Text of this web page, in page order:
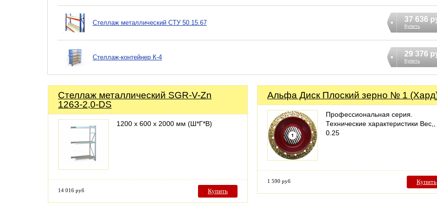
Стеллаж металлический СТУ 50.15.67 37 636
Купить
Стеллаж-контейнер К-4 29 376
Купить
Стеллаж металлический SGR-V-Zn
1263-2,0-DS
1200 х 600 х 2000 мм (Ш*Г*В)
14 016 руб Купить
Альфа Диск Плоский зерно № 1
Профессиональная серия.
Технические характеристики Вес,,
0.25
1 590 руб Купить